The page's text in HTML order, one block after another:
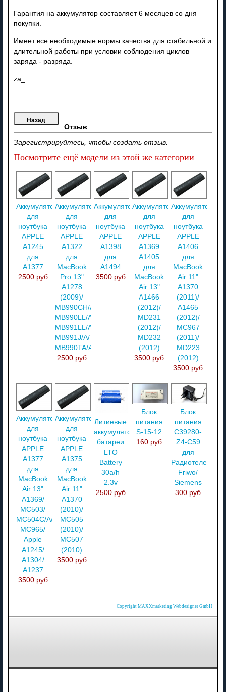
Гарантия на аккумулятор составляет 6 месяцев со дня
покупки.
Имеет все необходимые нормы качества для стабильной и
длительной работы при условии соблюдения циклов
заряда - разряда.
za_
Отзыв
Зарегистрируйтесь, чтобы создать отзыв.
Посмотрите ещё модели из этой же категории
Аккумулятор
для
ноутбука
APPLE
A1245
для
A1377
2500 руб
Аккумулятор
для
ноутбука
APPLE
A1322
для
MacBook
Pro 13"
A1278
(2009)/
MB990CH/A/
MB990LL/A/
MB991LL/A/
MB991J/A/
MB990TA/A
2500 руб
Аккумулятор
для
ноутбука
APPLE
A1398
для
A1494
3500 руб
Аккумулятор
для
ноутбука
APPLE
A1369
A1405
для
MacBook
Air 13"
A1466
(2012)/
MD231
(2012)/
MD232
(2012)
3500 руб
Аккумулятор
для
ноутбука
APPLE
A1406
для
MacBook
Air 11"
A1370
(2011)/
A1465
(2012)/
MC967
(2011)/
MD223
(2012)
3500 руб
Аккумулятор
для
ноутбука
APPLE
A1377
для
MacBook
Air 13"
A1369/
MC503/
MC504C/A/
MC965/
Apple
A1245/
A1304/
A1237
3500 руб
Аккумулятор
для
ноутбука
APPLE
A1375
для
MacBook
Air 11"
A1370
(2010)/
MC505
(2010)/
MC507
(2010)
3500 руб
Литиевые
аккумуляторные
батареи
LTO
Battery
30a/h
2.3v
2500 руб
Блок
питания
S-15-12
160 руб
Блок
питания
C39280-
Z4-C59
для
Радиотелефона
Friwo/
Siemens
300 руб
Copyright MAXXmarketing Webdesigner GmbH